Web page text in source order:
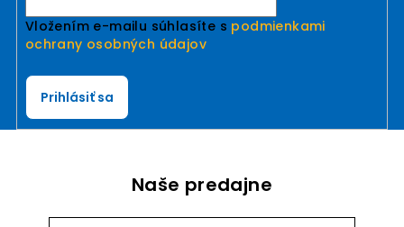
Vložením e-mailu súhlasíte s podmienkami
ochrany osobných údajov
Prihlásiť sa
Naše predajne